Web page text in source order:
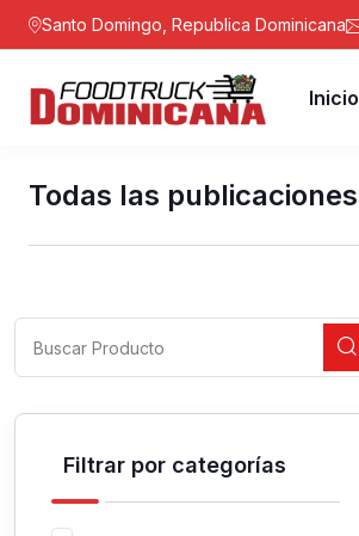
Santo Domingo, Republica Dominicana
Inicio
Todas las publicaciones
Filtrar por categorías